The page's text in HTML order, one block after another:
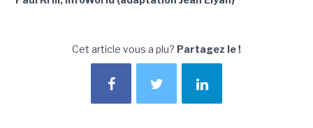
Cet article vous a plu? Partagez le !